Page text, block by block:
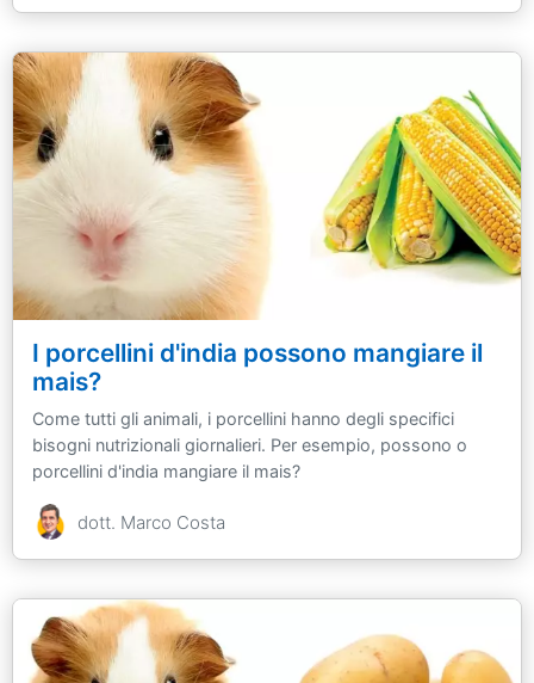
I porcellini d'india possono mangiare il
mais?
Come tutti gli animali, i porcellini hanno degli specifici
bisogni nutrizionali giornalieri. Per esempio, possono o
porcellini d'india mangiare il mais?
dott. Marco Costa